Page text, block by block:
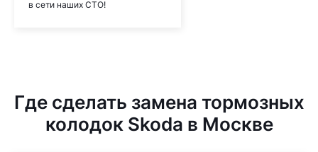
в сети наших СТО!
Где сделать замена тормозных
колодок Skoda в Москве